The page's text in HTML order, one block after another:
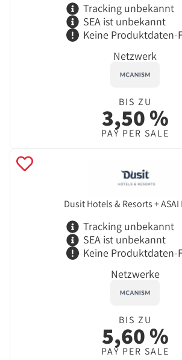
Tracking unbekannt
SEA ist unbekannt
Keine Produktdaten-
Netzwerk
BIS ZU
3,50 %
PAY PER SALE
Dusit Hotels & Resorts +
Tracking unbekannt
SEA ist unbekannt
Keine Produktdaten-
Netzwerke
BIS ZU
5,60 %
PAY PER SALE